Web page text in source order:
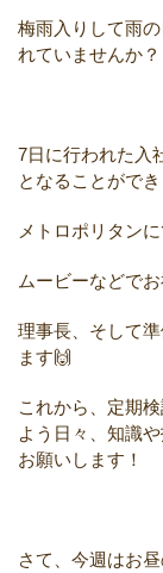
梅雨入りして雨
れていませんか？
7日に行われた入
となることができ
メトロポリタン
ムービーなどで
理事長、そして
ます🙌
これから、定期
よう 日々、知識
お願いします！
さて、今週はお